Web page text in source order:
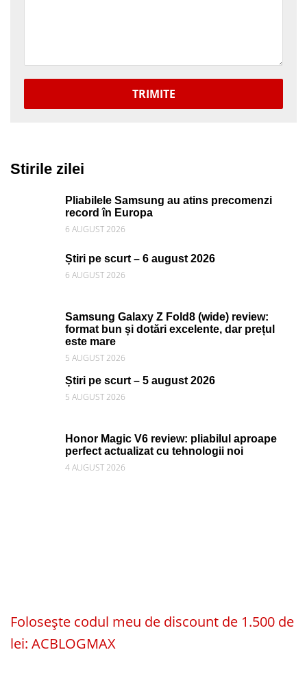
TRIMITE
Stirile zilei
Pliabilele Samsung au atins precomenzi
record în Europa
6 AUGUST 2026
Știri pe scurt – 6 august 2026
6 AUGUST 2026
Samsung Galaxy Z Fold8 (wide) review:
format bun și dotări excelente, dar prețul
este mare
5 AUGUST 2026
Știri pe scurt – 5 august 2026
5 AUGUST 2026
Honor Magic V6 review: pliabilul aproape
perfect actualizat cu tehnologii noi
4 AUGUST 2026
Folosește codul meu de discount de 1.500 de
lei: ACBLOGMAX